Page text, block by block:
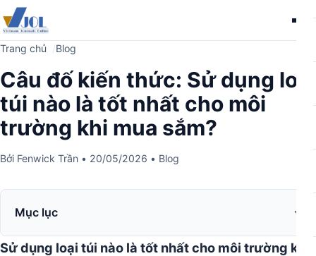
Trang chủ Blog
Câu đố kiến thức: Sử dụng loại
túi nào là tốt nhất cho môi
trường khi mua sắm?
Bởi Fenwick Trần • 20/05/2026 • Blog
Mục lục
Sử dụng loại túi nào là tốt nhất cho môi trường khi